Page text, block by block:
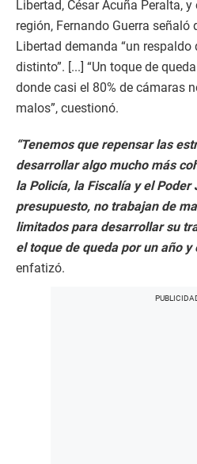
Libertad, César Acuña Peralta,
región, Fernando Guerra
Libertad demanda “un
distinto”. [...] “Un toque de
donde casi el 80% de cámaras
malos”, cuestionó.
“Tenemos que repensar las
desarrollar algo mucho más
la Policía, la Fiscalía y el
presupuesto, no trabajan de
limitados para desarrollar su
el toque de queda por un año
enfatizó.